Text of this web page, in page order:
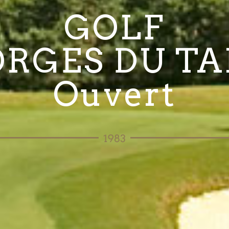
GOLF
DU
Ouvert